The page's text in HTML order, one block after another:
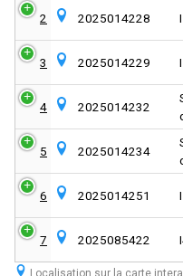
Localisation sur la carte
2 2025014228
3 2025014229
4 2025014232
5 2025014234
6 2025014251
7 2025085422